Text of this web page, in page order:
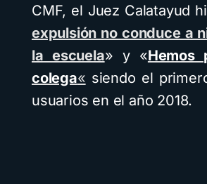
CMF, el Juez Calatayud
expulsión no conduce a
la escuela» y «Hemos
colega« siendo el
usuarios en el año 2018.